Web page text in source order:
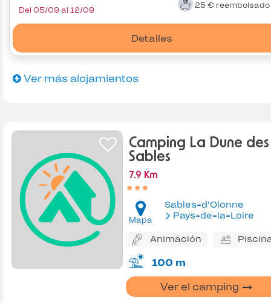
25 € reembolsado
Detalles
Del 05/09 al 12/09
Ver más alojamientos
Camping La Dune des
Sables
7.9 Km
Mapa
Sables-d'Olonne
Pays-de-la-Loire
Animación
100 m
Ver el camping